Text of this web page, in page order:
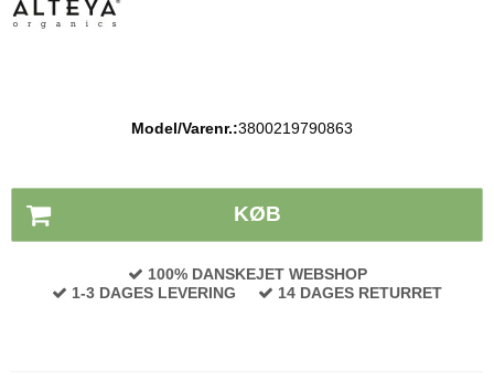
Model/Varenr.:3800219790863
KØB
100% DANSKEJET WEBSHOP
1-3 DAGES LEVERING
14 DAGES RETURRET